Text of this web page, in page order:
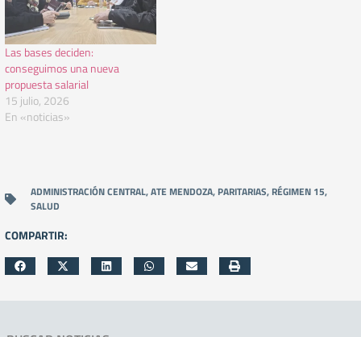
Las bases deciden:
conseguimos una nueva
propuesta salarial
15 julio, 2026
En «noticias»
ADMINISTRACIÓN CENTRAL,ATE MENDOZA, PARITARIAS, RÉGIMEN 15,
SALUD
COMPARTIR: